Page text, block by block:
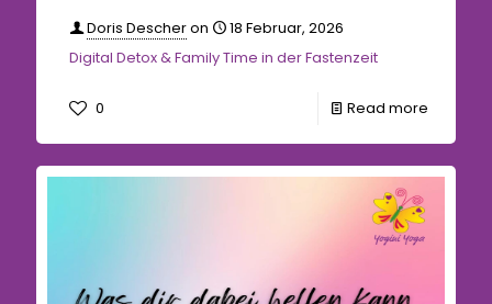
Doris Descheron
18 Februar, 2026
Digital Detox & Family Time in der Fastenzeit
0 Read more